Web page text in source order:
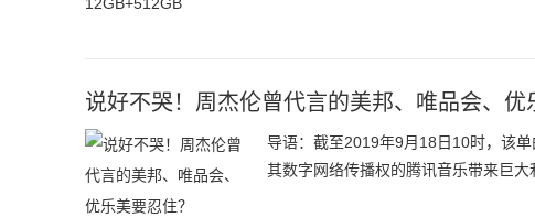
说好不哭！周杰伦曾代言的美邦、唯品会、优
导语：截至2019年9月18日10时，该
其数字网络传播权的腾讯音乐带来巨